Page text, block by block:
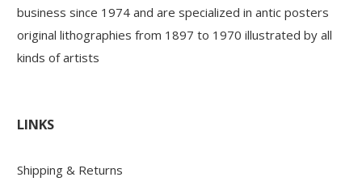
business since 1974 and are specialized in antic posters
original lithographies from 1897 to 1970 illustrated by all
kinds of artists
LINKS
Shipping & Returns